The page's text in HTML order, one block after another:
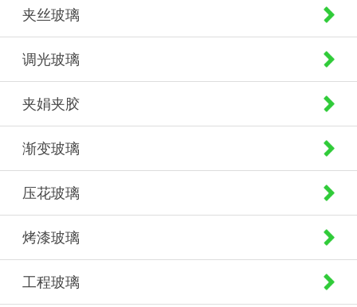
夹丝玻璃
调光玻璃
夹娟夹胶
渐变玻璃
压花玻璃
烤漆玻璃
工程玻璃